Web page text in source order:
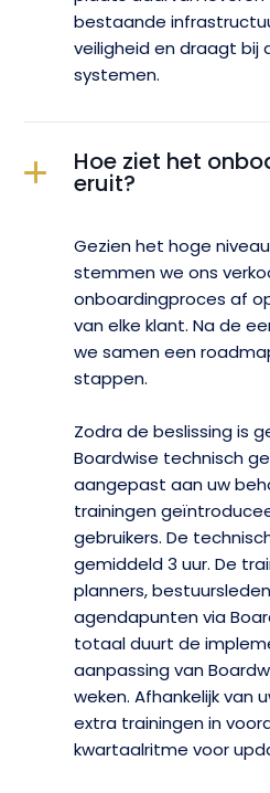
bestaande
veiligheid en draagt bij
systemen.
Hoe ziet het
eruit?
Gezien het hoge
stemmen we ons
onboardingproces af
van elke klant. Na de
we samen een
stappen.
Zodra de beslissing is
Boardwise technisch
aangepast aan uw
trainingen
gebruikers. De
gemiddeld 3 uur. De
planners,
agendapunten via
totaal duurt de
aanpassing van
weken. Afhankelijk van
extra trainingen in
kwartaalritme voor